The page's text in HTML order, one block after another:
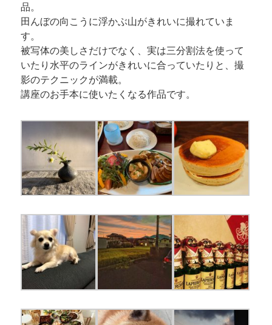
品。
田んぼの向こうに浮かぶ山がきれいに撮れていま
す。
被写体の美しさだけでなく、実は三分割法を使って
いたり水平のラインがきれいに合っていたりと、撮
影のテクニックが満載。
講座のお手本に使いたくなる作品です。